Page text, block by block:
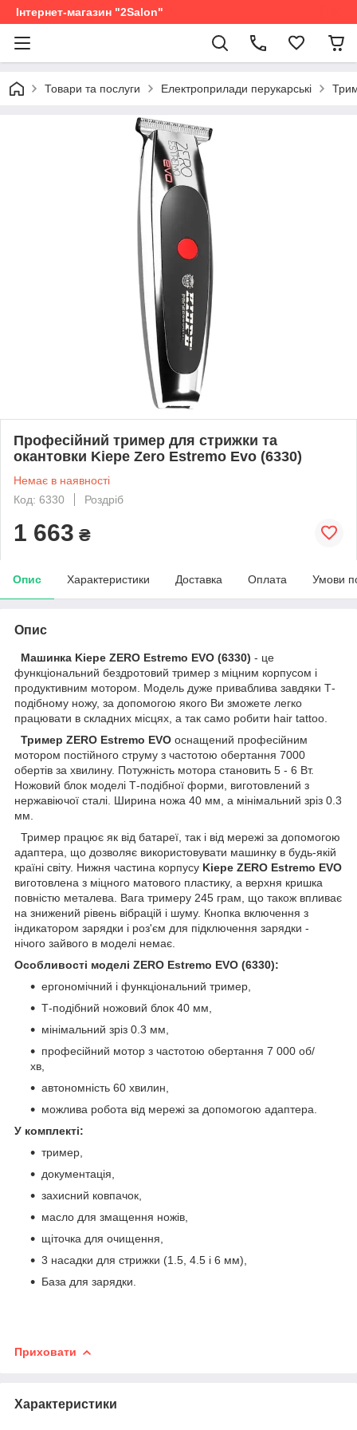
Інтернет-магазин "2Salon"
Товари та послуги Електроприлади перукарські
Професійний тример для стрижки та
окантовки Kiepe Zero Estremo Evo (6330)
Немає в наявності
Код: 6330
Роздріб
1 663 ₴
Опис Характеристики Доставка Оплата Умови
Опис
Машинка Kiepe ZERO Estremo EVO (6330) - це
функціональний бездротовий тример з міцним корпусом і
продуктивним мотором. Модель дуже приваблива завдяки Т-
подібному ножу, за допомогою якого Ви зможете легко
працювати в складних місцях, а так само робити hair tattoo.
Тример ZERO Estremo EVO оснащений професійним
мотором постійного струму з частотою обертання 7000
обертів за хвилину. Потужність мотора становить 5 - 6 Вт.
Ножовий блок моделі Т-подібної форми, виготовлений з
нержавіючої сталі. Ширина ножа 40 мм, а мінімальний зріз 0.3
мм.
Тример працює як від батареї, так і від мережі за допомогою
адаптера, що дозволяє використовувати машинку в будь-якій
країні світу. Нижня частина корпусу Kiepe ZERO Estremo EVO
виготовлена з міцного матового пластику, а верхня кришка
повністю металева. Вага тримеру 245 грам, що також впливає
на знижений рівень вібрацій і шуму. Кнопка включення з
індикатором зарядки і роз'єм для підключення зарядки -
нічого зайвого в моделі немає.
Особливості моделі ZERO Estremo EVO (6330):
ергономічний і функціональний тример,
Т-подібний ножовий блок 40 мм,
мінімальний зріз 0.3 мм,
професійний мотор з частотою обертання 7 000 об/
хв,
автономність 60 хвилин,
можлива робота від мережі за допомогою адаптера.
У комплекті:
тример,
документація,
захисний ковпачок,
масло для змащення ножів,
щіточка для очищення,
3 насадки для стрижки (1.5, 4.5 і 6 мм),
База для зарядки.
Приховати
Характеристики